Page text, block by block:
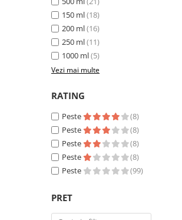
150 ml(18)
200 ml(16)
250 ml(11)
1000 ml(5)
Vezi mai multe
RATING
Peste
(8)
Peste
(8)
Peste
(8)
Peste
(8)
Peste
(99)
PRET